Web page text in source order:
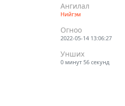
Ангилал
Нийгэм
Огноо
2022-05-14 13:06:27
Унших
0 минут 56 секунд